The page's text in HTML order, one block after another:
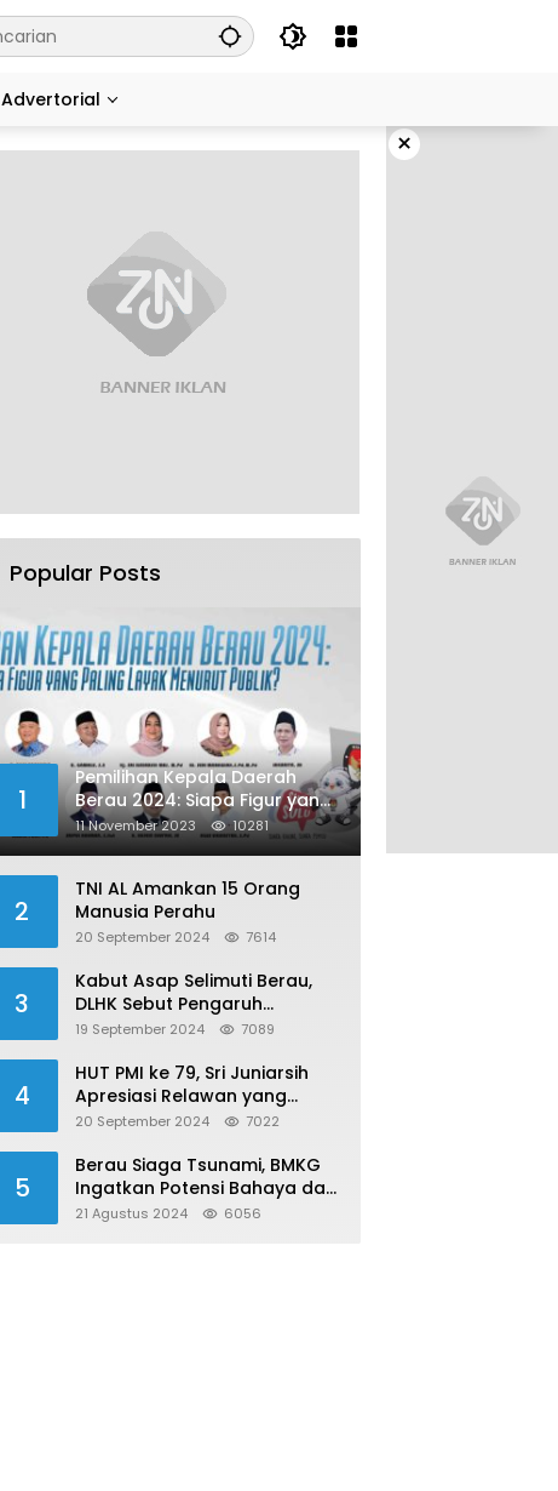
Advertorial
×
Popular Posts
1
Pemilihan Kepala Daerah
Berau 2024: Siapa Figur yang
Paling Layak Menurut Publik?
11 November 2023 10281
2
TNI AL Amankan 15 Orang
Manusia Perahu
20 September 2024 7614
3
Kabut Asap Selimuti Berau,
DLHK Sebut Pengaruh
Karhutla
19 September 2024 7089
4
HUT PMI ke 79, Sri Juniarsih
Apresiasi Relawan yang
Konsisten Donor Darah
20 September 2024 7022
5
Berau Siaga Tsunami, BMKG
Ingatkan Potensi Bahaya dari
Megathrust Utara Sulawesi
21 Agustus 2024 6056